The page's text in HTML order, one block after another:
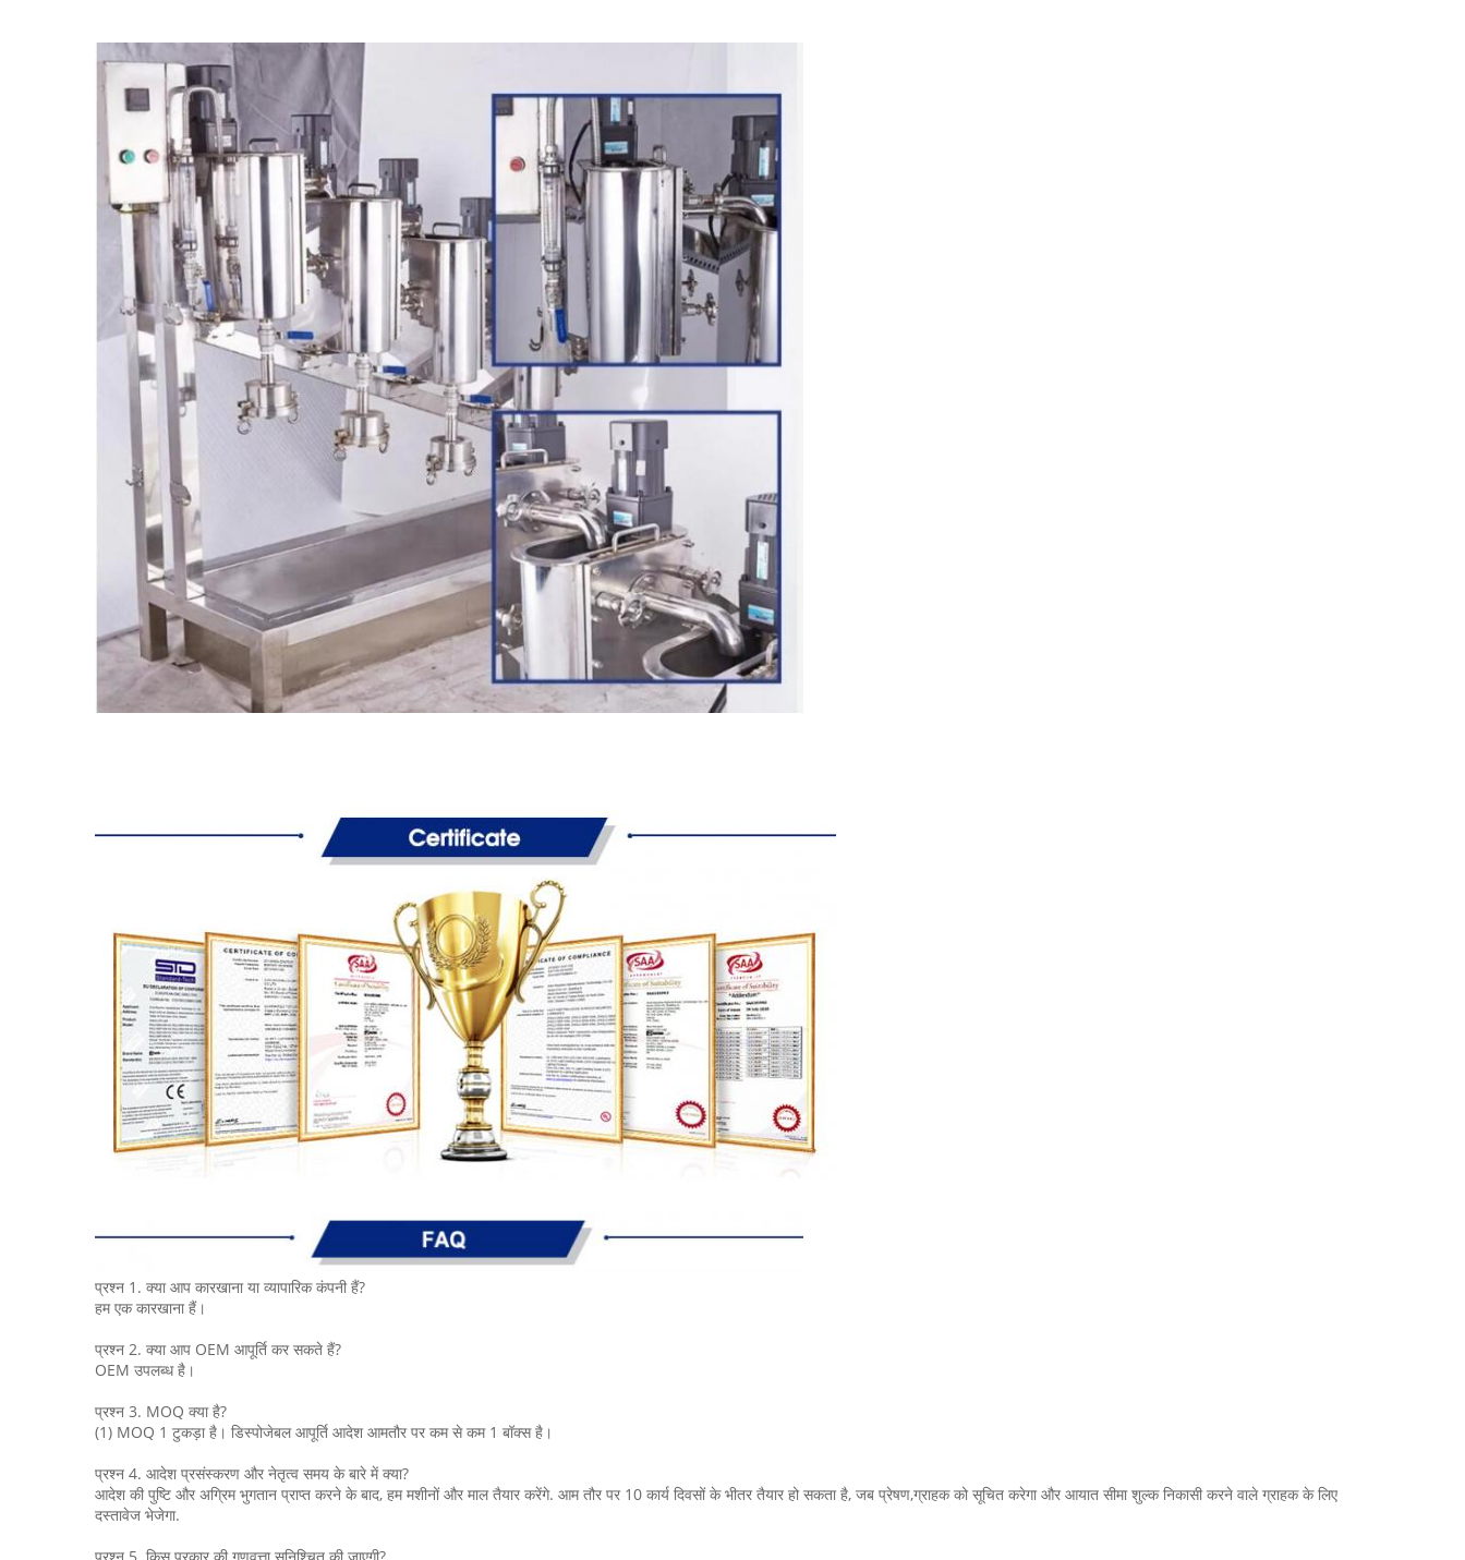
प्रश्न 1. क्या आप कारखाना या व्यापारिक कंपनी हैं?
हम एक कारखाना हैं।
प्रश्न 2. क्या आप OEM आपूर्ति कर सकते हैं?
OEM उपलब्ध है।
प्रश्न 3. MOQ क्या है?
(1) MOQ 1 टुकड़ा है। डिस्पोजेबल आपूर्ति आदेश आमतौर पर कम से कम 1 बॉक्स है।
प्रश्न 4. आदेश प्रसंस्करण और नेतृत्व समय के बारे में क्या?
आदेश की पुष्टि और अग्रिम भुगतान प्राप्त करने के बाद, हम मशीनों और माल तैयार करेंगे. आम तौर पर 10 कार्य दिवसों के भीतर तैयार हो सकता है, जब प्रेषण,ग्राहक को सूचित करेगा और आयात सीमा शुल्क निकासी करने वाले ग्राहक के लिए
दस्तावेज भेजेगा.